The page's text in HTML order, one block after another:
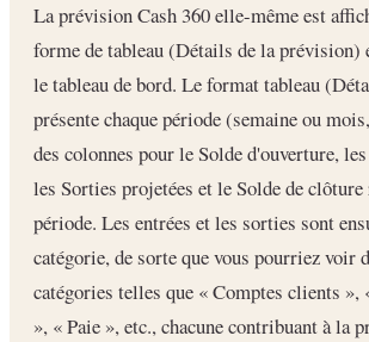
La prévision Cash 360 elle-même est
forme de tableau (Détails de la prévision)
le tableau de bord. Le format tableau
présente chaque période (semaine ou
des colonnes pour le Solde d'ouverture,
les Sorties projetées et le Solde de
période. Les entrées et les sorties sont
catégorie, de sorte que vous pourriez voir
catégories telles que « Comptes clients »,
», « Paie », etc., chacune contribuant à la